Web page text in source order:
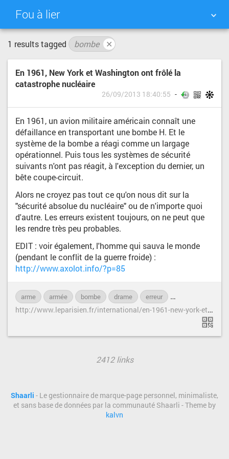
Fou à lier
NUAGE DE TAGS
QUOTIDIEN RECHERCHER
1 results tagged bombe ✕
En 1961, New York et Washington ont frôlé la
catastrophe nucléaire
26/09/2013 18:40:55
En 1961, un avion militaire américain connaît une
défaillance en transportant une bombe H. Et le
système de la bombe a réagi comme un largage
opérationnel. Puis tous les systèmes de sécurité
suivants n'ont pas réagit, à l'exception du dernier, un
bête coupe-circuit.
Alors ne croyez pas tout ce qu'on nous dit sur la
"sécurité absolue du nucléaire" ou de n'importe quoi
d'autre. Les erreurs existent toujours, on ne peut que
les rendre très peu probables.
EDIT : voir également, l'homme qui sauva le monde
(pendant le conflit de la guerre froide) :
http://www.axolot.info/?p=85
arme armée bombe drame erreur
h
ttp://www.leparisien.fr/international/en-1961-new-york-et-washington-ont-frole-la-catastrophe-nucleaire-21-09-2013-3156765.php
2412 links
Shaarli - Le gestionnaire de marque-page personnel, minimaliste,
et sans base de données par la communauté Shaarli - Theme by
kalvn